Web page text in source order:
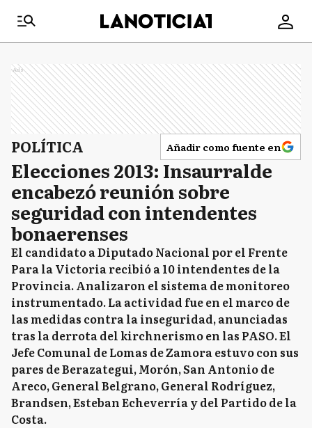
Ads
POLÍTICA Añadir como fuente en
Elecciones 2013: Insaurralde
encabezó reunión sobre
seguridad con intendentes
bonaerenses
El candidato a Diputado Nacional por el Frente
Para la Victoria recibió a 10 intendentes de la
Provincia. Analizaron el sistema de monitoreo
instrumentado. La actividad fue en el marco de
las medidas contra la inseguridad, anunciadas
tras la derrota del kirchnerismo en las PASO. El
Jefe Comunal de Lomas de Zamora estuvo con sus
pares de Berazategui, Morón, San Antonio de
Areco, General Belgrano, General Rodríguez,
Brandsen, Esteban Echeverría y del Partido de la
Costa.